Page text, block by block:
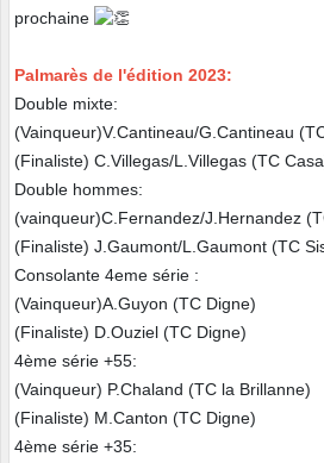
prochaine
Palmarès de l'édition 2023:
Double mixte:
(Vainqueur)V.Cantineau/G.Cantineau
(Finaliste) C.Villegas/L.Villegas (TC
Double hommes:
(vainqueur)C.Fernandez/J.Hernandez
(Finaliste) J.Gaumont/L.Gaumont (TC
Consolante 4eme série :
(Vainqueur)A.Guyon (TC Digne)
(Finaliste) D.Ouziel (TC Digne)
4ème série +55:
(Vainqueur) P.Chaland (TC la Brillanne)
(Finaliste) M.Canton (TC Digne)
4ème série +35: